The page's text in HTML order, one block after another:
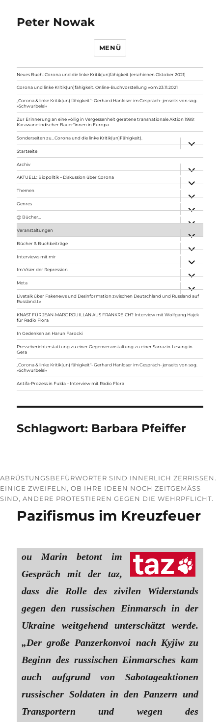
Peter Nowak
MENÜ
Neues Buch: Corona und die linke Kritik(un)fähigkeit (erschienen Oktober 2021)
Corona und linke Kritik(un)fähigkeit. Online-Buchvorstellung vom 23.11.2021
„Corona & linke Kritik(un) fähigkeit“- Gerhard Hanloser im Gespräch- jenseits von sog.
»Schwurbelei«
Zur Erinnerung an eine völlig in Vergessenheit geratene transnationale Aktion 1999:
Karawane indischer Bauer*innen in Europa
Sonderseiten zu…Corona und die linke Kritik(un)Fähigkeit).
anzeigen
Startseite
Archiv
anzeigen
AKTUELL: Biopolitik – Diskussion über Corona
anzeigen
Themen
anzeigen
Genres
anzeigen
@ Bücher…
Veranstaltungen
anzeigen
Bücher & Buchbeiträge
anzeigen
Interviews mit mir
anzeigen
Im Visier der Repression
anzeigen
Meta
anzeigen
Livetalk über Fakenews und Desinformation zwischen Deutschland und Russland auf
Russland.tv
KNAST FÜR JEAN-MARC ROUILLAN AUS FRANKREICH? Interview mit Wolfgang Hajek
für Radio Flora
In Gedenken an Harun Farocki
Presseberichterstattung zu einer Gegenveranstaltung zu einer Sarrazin-Lesung in
Gera
„Corona & linke Kritik(un) fähigkeit“- Gerhard Hanloser im Gespräch- jenseits von sog.
»Schwurbelei«
Antifa-Prozess in Fulda – Interview mit Radio Flora
Schlagwort: Barbara Pfeiffer
ABRÜSTUNGSBEFÜRWORTER SIND INNERLICH ZERRISSEN.
EINIGE ZWEIFELN, OB IHRE IDEEN NOCH ZEITGEMÄSS S
IND, ANDERE PROTESTIEREN GEGEN DIE WEHRPFLICHT.
Pazifismus im Kreuzfeuer
ou Marin betont im
Gespräch mit der taz,
dass die Rolle des zivilen Widerstands
gegen den russischen Einmarsch in der
Ukraine weitgehend unterschätzt werde.
„Der große Panzerkonvoi nach Kyjiw zu
Beginn des russischen Einmarsches kam
auch aufgrund von Sabotageaktionen
russischer Soldaten in den Panzern und
Transportern und wegen des